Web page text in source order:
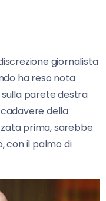
giornalista
ha reso nota
sulla parete destra
della
prima, sarebbe
con il palmo di